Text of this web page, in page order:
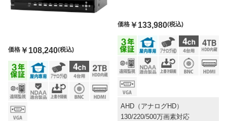
価格 ￥108,240(税込)
価格￥133,980(税込)
AHD（アナログHD）
130/220/500万画素対応